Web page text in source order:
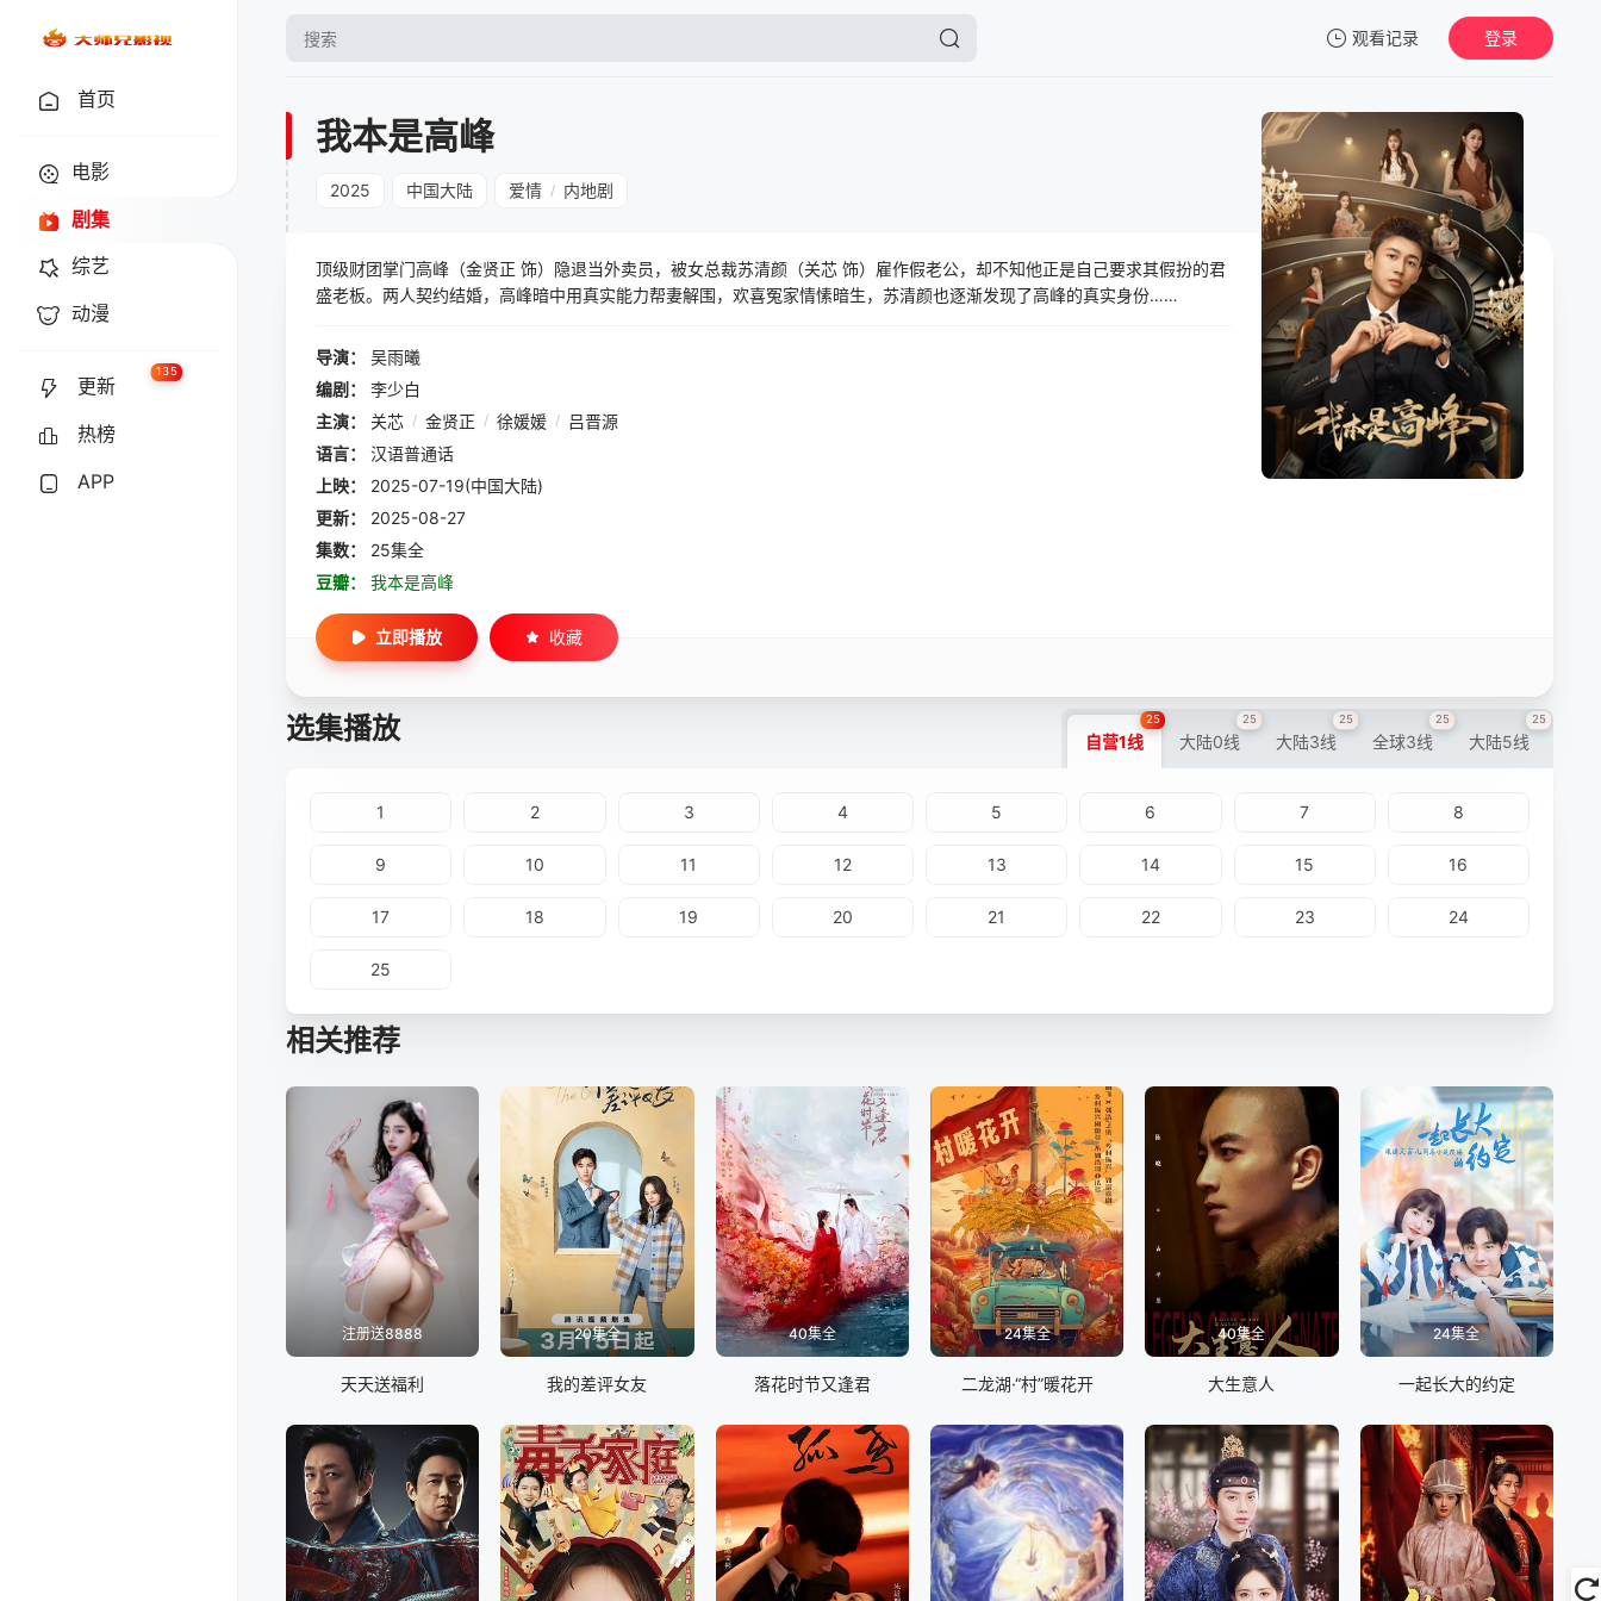
观看记录
暂无观看影片的记录
登录
首页
电影
剧集
综艺
动漫
更新
135
热榜
APP
我本是高峰
2025 中国大陆 爱情 / 内地剧
顶级财团掌门高峰（金贤正 饰）隐退当外卖员，被女总裁苏清颜（关芯 饰）雇作假老公，却不知他正是自己要求其假扮的君
盛老板。两人契约结婚，高峰暗中用真实能力帮妻解围，欢喜冤家情愫暗生，苏清颜也逐渐发现了高峰的真实身份……
导演：
吴雨曦
编剧：
李少白
主演：
关芯 / 金贤正 / 徐媛媛 / 吕晋源
语言：
汉语普通话
上映：
2025-07-19(中国大陆)
更新：
2025-08-27
集数：
25集全
豆瓣：
我本是高峰
立即播放 收藏
选集播放 自营1线
25
大陆0线
25
大陆3线
25
全球3线
25
大陆5线
25
1 2 3 4 5 6 7 8
9 10 11 12 13 14 15 16
17 18 19 20 21 22 23 24
25
相关推荐
注册送8888
天天送福利
20集全
我的差评女友
40集全
落花时节又逢君
24集全
二龙湖·“村”暖花开
40集全
大生意人
24集全
一起长大的约定